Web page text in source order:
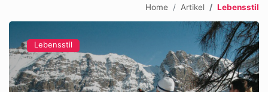
Home Artikel Lebensstil
Lebensstil